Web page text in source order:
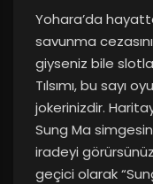
Yohara’da
savunma
giyseniz bile
Tılsımı, bu sayı
jokerinizdir.
Sung Ma
iradeyi
geçici olarak